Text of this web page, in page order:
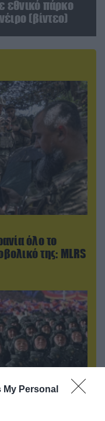
Personal
εθνικό πάρκο
(βίντεο)
όλο το
της: MLRS